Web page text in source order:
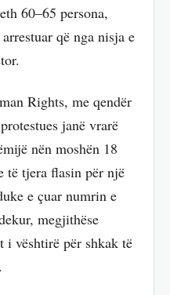
60–65 persona,
që nga nisja e
Rights, me qendër
janë vrarë
nën moshën 18
tjera flasin për një
e çuar numrin e
megjithëse
vështirë për shkak të